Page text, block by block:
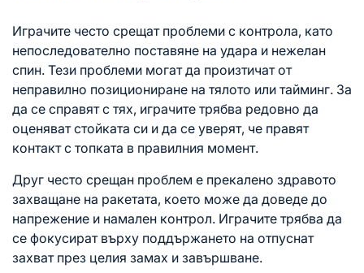
Играчите често срещат проблеми с контрола, като
непоследователно поставяне на удара и нежелан
спин. Тези проблеми могат да произтичат от
неправилно позициониране на тялото или тайминг. За
да се справят с тях, играчите трябва редовно да
оценяват стойката си и да се уверят, че правят
контакт с топката в правилния момент.
Друг често срещан проблем е прекалено здравото
захващане на ракетата, което може да доведе до
напрежение и намален контрол. Играчите трябва да
се фокусират върху поддържането на отпуснат
захват през целия замах и завършване.